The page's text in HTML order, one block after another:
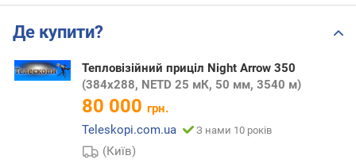
Де купити?
Тепловізійний приціл Night Arrow 350
(384x288, NETD 25 мК, 50 мм, 3540 м)
80 000 грн.
Teleskopi.com.ua
З нами 10 років
(Київ)